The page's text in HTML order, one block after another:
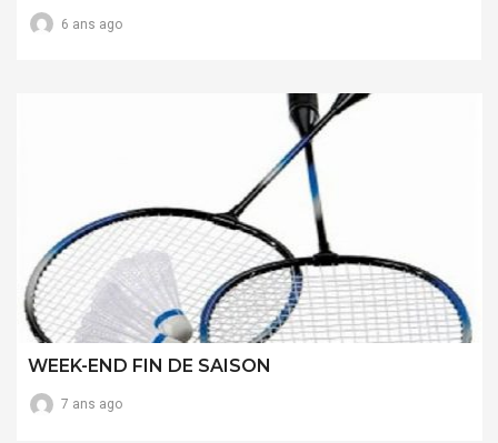
6 ans ago
WEEK-END FIN DE SAISON
7 ans ago